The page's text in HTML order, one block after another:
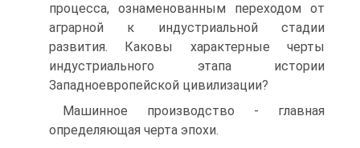
процесса, ознаменованным переходом от
аграрной к индустриаль­ной стадии
развития. Каковы характерные черты
индустриального этапа исто­рии
Западноевропейской цивилизации?
Машинное производство - главная
определяющая черта эпохи.